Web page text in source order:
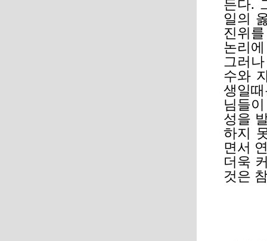
든다.
일의
진위
논리
그러
수와
생일
님들
성을
하지
면서
더욱
것은